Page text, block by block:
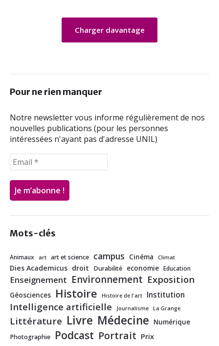
Charger davantage
Pour ne rien manquer
Notre newsletter vous informe régulièrement de nos
nouvelles publications (pour les personnes
intéressées n'ayant pas d'adresse UNIL)
Mots-clés
Animaux art art et science campus Cinéma Climat
Dies Academicus droit Durabilité economie Education
Enseignement Environnement Exposition
Géosciences Histoire Histoire de l'art Institution
Intelligence artificielle Journalisme La Grange
Littérature Livre Médecine Numérique
Photographie Podcast Portrait Prix